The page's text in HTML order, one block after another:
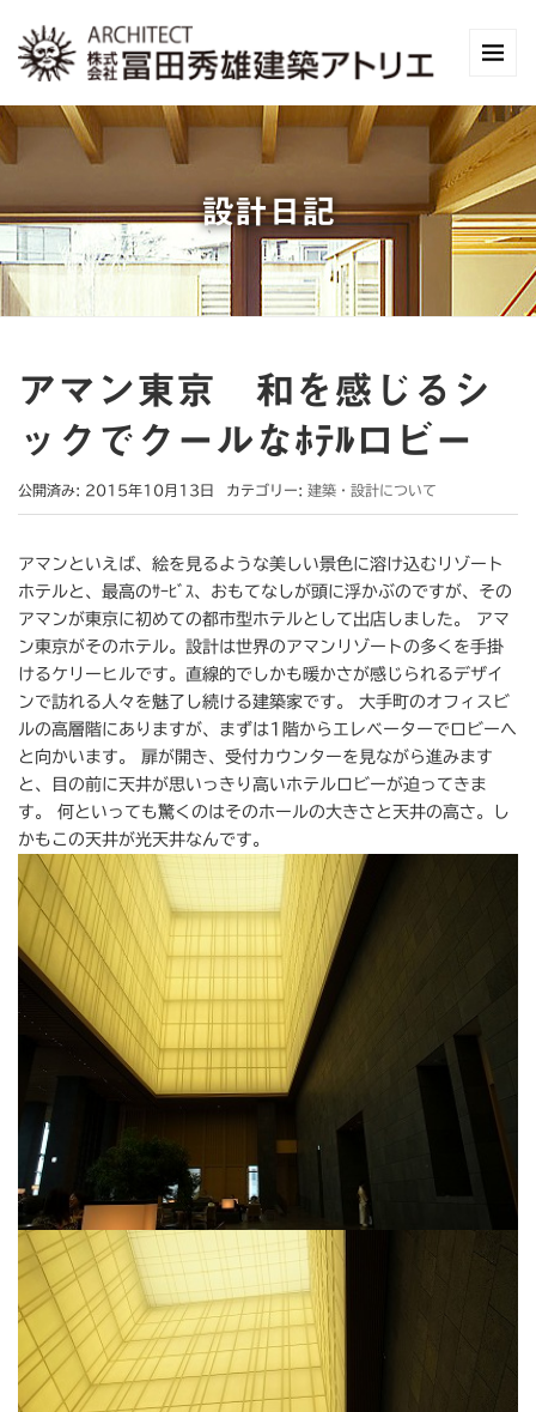
設計日記
アマン東京 和を感じるシ
ックでクールなﾎﾃﾙロビー
公開済み: 2015年10月13日 カテゴリー: 建築・設計について
アマンといえば、絵を見るような美しい景色に溶け込むリゾート
ホテルと、最高のｻｰﾋﾞｽ、おもてなしが頭に浮かぶのですが、その
アマンが東京に初めての都市型ホテルとして出店しました。 アマ
ン東京がそのホテル。設計は世界のアマンリゾートの多くを手掛
けるケリーヒルです。直線的でしかも暖かさが感じられるデザイ
ンで訪れる人々を魅了し続ける建築家です。 大手町のオフィスビ
ルの高層階にありますが、まずは1階からエレベーターでロビーへ
と向かいます。 扉が開き、受付カウンターを見ながら進みます
と、目の前に天井が思いっきり高いホテルロビーが迫ってきま
す。 何といっても驚くのはそのホールの大きさと天井の高さ。し
かもこの天井が光天井なんです。